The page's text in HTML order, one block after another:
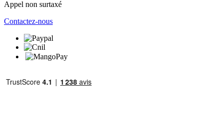
Appel non surtaxé
Contactez-nous